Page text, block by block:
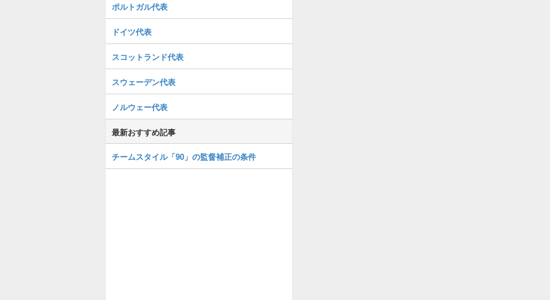
ポルトガル代表
ドイツ代表
スコットランド代表
スウェーデン代表
ノルウェー代表
最新おすすめ記事
チームスタイル「90」の監督補正の条件